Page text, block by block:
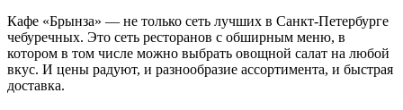
Кафе «Брынза» — не только сеть лучших в Санкт-Петербурге
чебуречных. Это сеть ресторанов с обширным меню, в
котором в том числе можно выбрать овощной салат на любой
вкус. И цены радуют, и разнообразие ассортимента, и быстрая
доставка.